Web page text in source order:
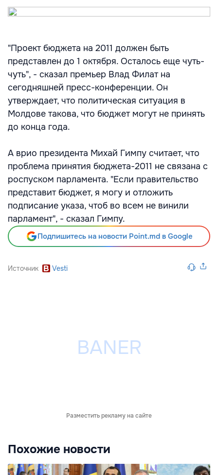
"Проект бюджета на 2011 должен быть
представлен до 1 октября. Осталось еще чуть-
чуть", - сказал премьер Влад Филат на
сегодняшней пресс-конференции. Он
утверждает, что политическая ситуация в
Молдове такова, что бюджет могут не принять
до конца года.
А врио президента Михай Гимпу считает, что
проблема принятия бюджета-2011 не связана с
роспуском парламента. "Если правительство
представит бюджет, я могу и отложить
подписание указа, чтоб во всем не винили
парламент", - сказал Гимпу.
Подпишитесь на новости Point.md в Google
Источник Vesti
Разместить рекламу на сайте
Похожие новости